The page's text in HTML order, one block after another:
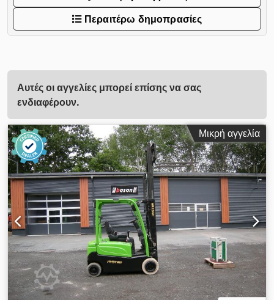
Περαιτέρω δημοπρασίες
Αυτές οι αγγελίες μπορεί επίσης να σας
ενδιαφέρουν.
Μικρή αγγελία